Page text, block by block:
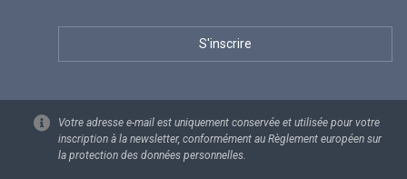
Votre adresse e-mail est uniquement conservée et utilisée pour votre
inscription à la newsletter, conformément au Règlement européen sur
la protection des données personnelles.